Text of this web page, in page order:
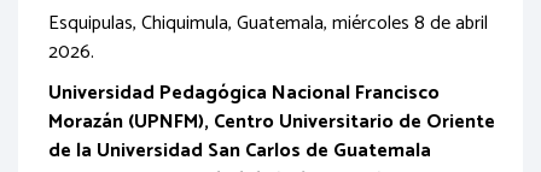
Esquipulas, Chiquimula, Guatemala, miércoles 8 de abril
2026.
Universidad Pedagógica Nacional Francisco
Morazán (UPNFM), Centro Universitario de Oriente
de la Universidad San Carlos de Guatemala